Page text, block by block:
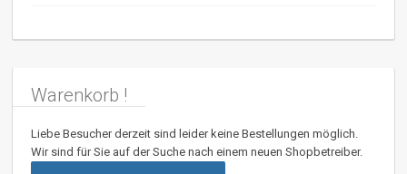
Warenkorb !
Liebe Besucher derzeit sind leider keine Bestellungen möglich.
Wir sind für Sie auf der Suche nach einem neuen Shopbetreiber.